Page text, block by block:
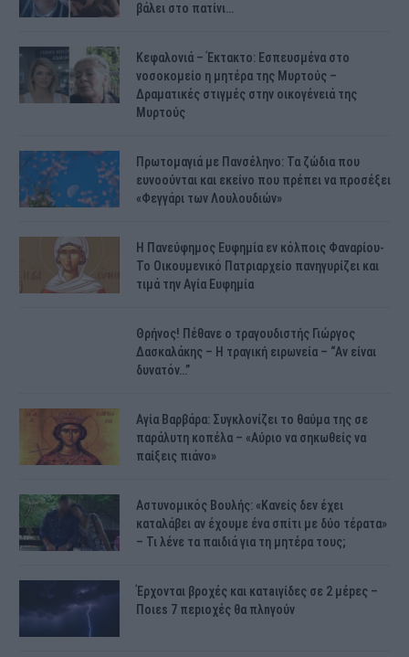
βάλει στο πατίνι…
Κεφαλονιά – Έκτακτο: Εσπευσμένα στο
νοσοκομείο η μητέρα της Μυρτούς –
Δραματικές στιγμές στην οικογένειά της
Μυρτούς
Πρωτομαγιά με Πανσέληνο: Τα ζώδια που
ευνοούνται και εκείνο που πρέπει να προσέξει
«Φεγγάρι των Λουλουδιών»
H Πανεύφημος Ευφημία εν κόλποις Φαναρίου-
Το Οικουμενικό Πατριαρχείο πανηγυρίζει και
τιμά την Αγία Ευφημία
Θρήνος! Πέθανε ο τραγουδιστής Γιώργος
Δασκαλάκης – Η τραγική ειρωνεία – “Αν είναι
δυνατόν…”
Αγία Βαρβάρα: Συγκλονίζει το θαύμα της σε
παράλυτη κοπέλα – «Αύριο να σηκωθείς να
παίξεις πιάνο»
Αστυνομικός Bουλής: «Κανείς δεν έχει
καταλάβει αν έχουμε ένα σπίτι με δύο τέρατα»
– Τι λένε τα παιδιά για τη μητέρα τους;
Έρχονται βροχές και κατaιγίδες σε 2 μέpες –
Ποιεs 7 πεpιοχές θα πλnγούν